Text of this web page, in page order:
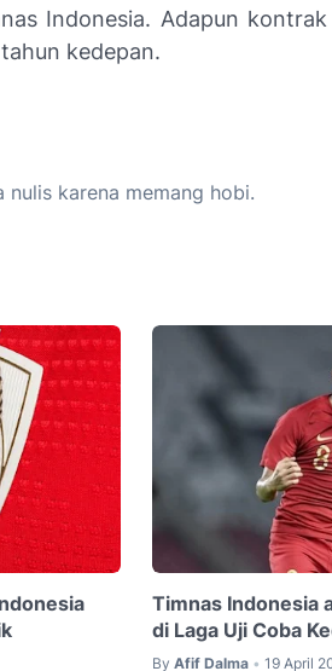
Indonesia. Adapun kontrak
kedepan.
nulis karena memang hobi.
Timnas Indonesia
di Laga Uji Coba
By Afif Dalma • 19 April